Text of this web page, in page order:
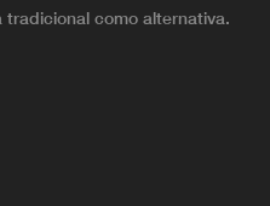
como alternativa.